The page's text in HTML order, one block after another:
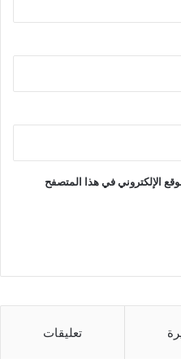
الإلكتروني في هذا المتصفح
تعليقات